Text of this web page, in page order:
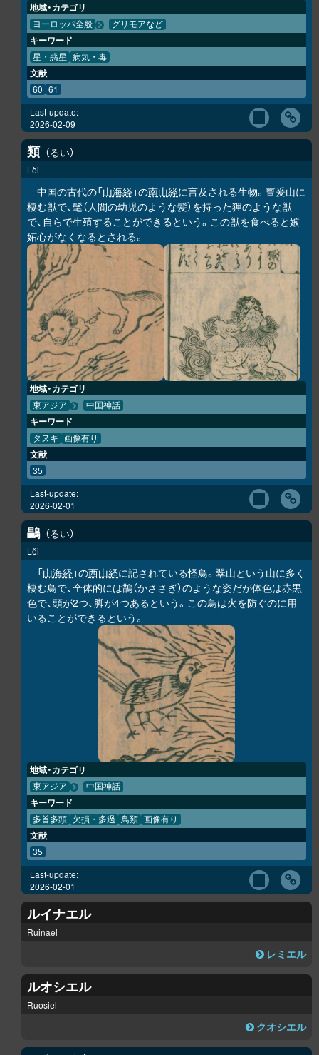
地域・カテゴリ
ヨーロッパ全般 グリモアなど
キーワード
星・惑星 病気・毒
文献
60 61
Last-update:
2026-02-09
類 るい
Lèi
中国の古代の「山海経 」の南山経に言及される生物。亶爰山に
棲む獣で、髦（人間の幼児のような髪）を持った狸のような獣
で、自らで生殖することができるという。この獣を食べると嫉
妬心がなくなるとされる。
地域・カテゴリ
東アジア 中国神話
キーワード
タヌキ 画像有り
文献
35
Last-update:
2026-02-01
鸓 るい
Lěi
「山海経 」の西山経に記されている怪鳥。翠山という山に多く
棲む鳥で、全体的には鵲（かささぎ）のような姿だが体色は赤黒
色で、頭が2つ、脚が4つあるという。この鳥は火を防ぐのに用
いることができるという。
地域・カテゴリ
東アジア 中国神話
キーワード
多首多頭 欠損・多過 鳥類 画像有り
文献
35
Last-update:
2026-02-01
ルイナエル
Ruinael
レミエル
ルオシエル
Ruosiel
クオシエル